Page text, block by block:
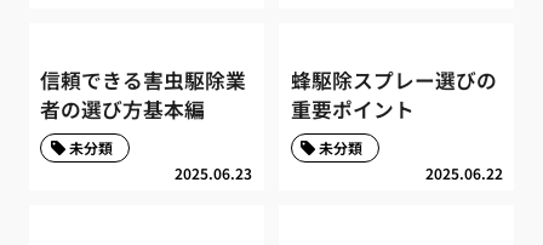
信頼できる害虫駆除業
者の選び方基本編
2025.06.23
未分類
蜂駆除スプレー選びの
重要ポイント
2025.06.22
未分類